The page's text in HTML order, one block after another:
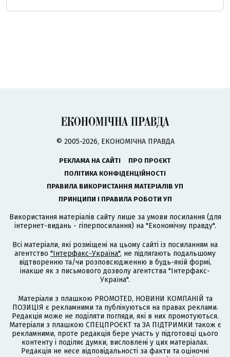
© 2005-2026, ЕКОНОМІЧНА ПРАВДА
РЕКЛАМА НА САЙТІ
ПРО ПРОЄКТ
ПОЛІТИКА КОНФІДЕНЦІЙНОСТІ
ПРАВИЛА ВИКОРИСТАННЯ МАТЕРІАЛІВ УП
ПРИНЦИПИ І ПРАВИЛА РОБОТИ УП
Використання матеріалів сайту лише за умови посилання (для
інтернет-видань - гіперпосилання) на "Економічну правду".
Всі матеріали, які розміщені на цьому сайті із посиланням на
агентство "Інтерфакс-Україна", не підлягають подальшому
відтворенню та/чи розповсюдженню в будь-якій формі,
інакше як з письмового дозволу агентства "Інтерфакс-
Україна".
Матеріали з плашкою PROMOTED, НОВИНИ КОМПАНІЙ та
ПОЗИЦІЯ є рекламними та публікуються на правах реклами.
Редакція може не поділяти погляди, які в них промотуються.
Матеріали з плашкою СПЕЦПРОЄКТ та ЗА ПІДТРИМКИ також є
рекламними, проте редакція бере участь у підготовці цього
контенту і поділяє думки, висловлені у цих матеріалах.
Редакція не несе відповідальності за факти та оціночні